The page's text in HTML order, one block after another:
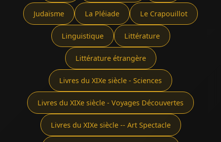
Judaïsme La Pléïade Le Crapouillot
Linguistique Littérature
Littérature étrangère
Livres du XIXe siècle - Sciences
Livres du XIXe siècle - Voyages Découvertes
Livres du XIXe siècle -- Art Spectacle